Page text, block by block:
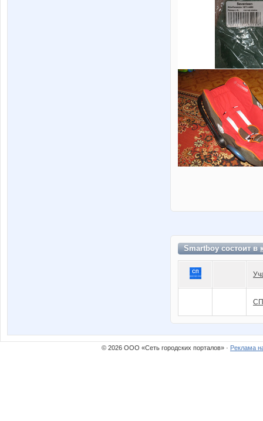
Smartboy состоит в
© 2026 ООО «Сеть городских порталов» · Реклама